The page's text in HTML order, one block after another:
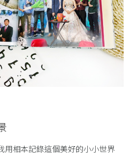
用相本記錄這個美好的小小世界